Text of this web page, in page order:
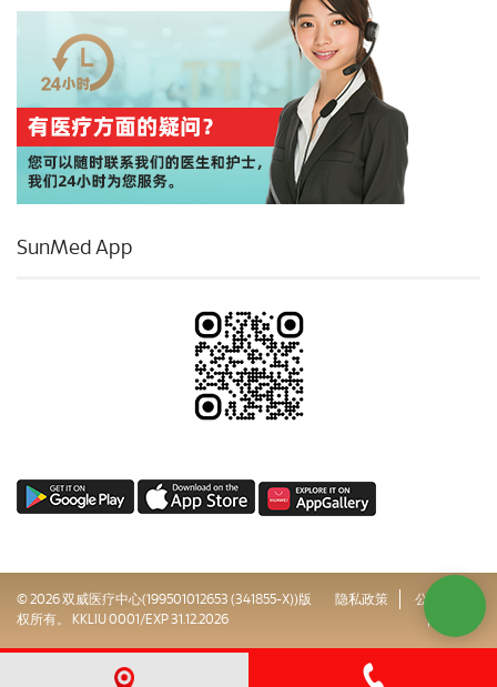
SunMed App
© 2026 双威医疗中心(199501012653 (341855-X))版
权所有。 KKLIU 0001/EXP 31.12.2026
隐私政策
公司治理
网站地图